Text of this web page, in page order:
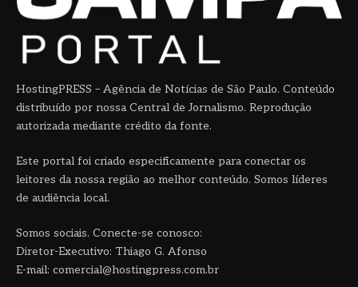
HostingPRESS – Agência de Notícias de São Paulo. Conteúdo
distribuído por nossa Central de Jornalismo. Reprodução
autorizada mediante crédito da fonte.
Este portal foi criado especificamente para conectar os
leitores da nossa região ao melhor conteúdo. Somos líderes
de audiência local.
Somos sociais. Conecte-se conosco:
Diretor-Executivo: Thiago G. Afonso
E-mail: comercial@hostingpress.com.br